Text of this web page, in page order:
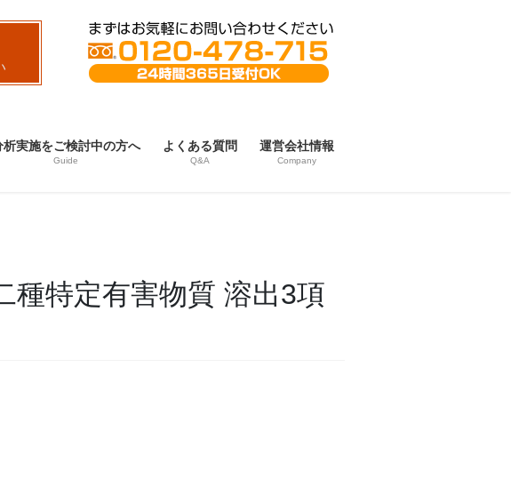
析実施をご検討中の方へ
Guide
よくある質問
Q&A
運営会社情報
Company
種特定有害物質 溶出3項